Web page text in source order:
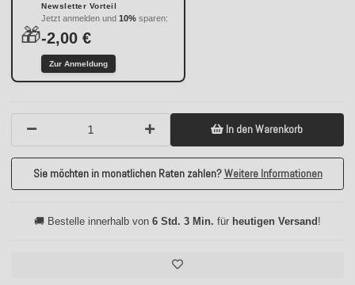
🎁
Newsletter Vorteil
Jetzt anmelden und 10% sparen:
-2,00 €
Zur Anmeldung
In den Warenkorb
Sie möchten in monatlichen Raten zahlen?Weitere Informationen
🚚 Bestelle innerhalb von 6 Std. 3 Min. für heutigen Versand!